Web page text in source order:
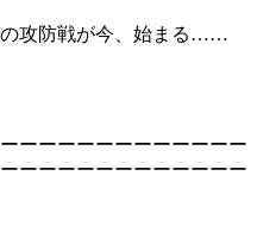
の攻防戦が今、始まる……
ーーーーーーーーーーーー
ーーーーーーーーーーーー